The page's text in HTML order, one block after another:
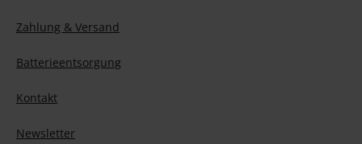
Zahlung & Versand
Batterieentsorgung
Kontakt
Newsletter